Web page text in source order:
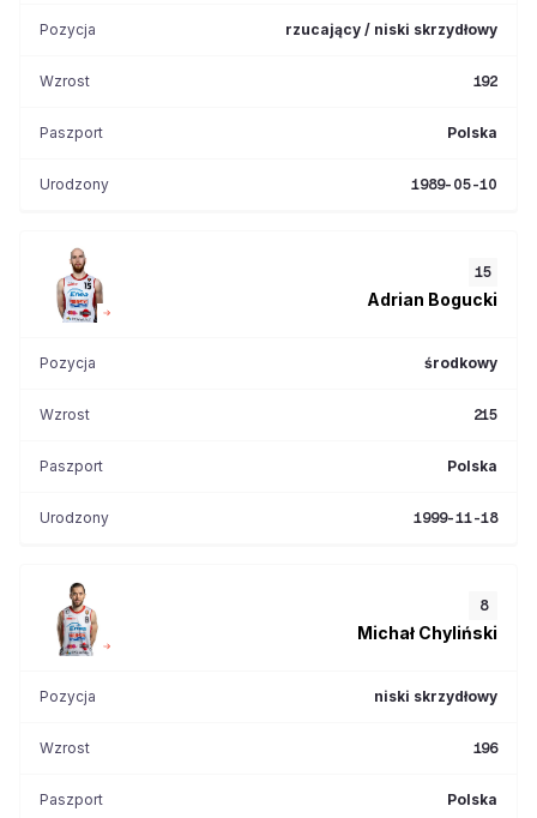
Pozycja rzucający / niski skrzydłowy
Wzrost 192
Paszport Polska
Urodzony 1989-05-10
15
Adrian Bogucki
Pozycja środkowy
Wzrost 215
Paszport Polska
Urodzony 1999-11-18
8
Michał Chyliński
Pozycja niski skrzydłowy
Wzrost 196
Paszport Polska